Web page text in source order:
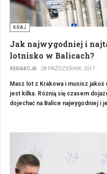
KRAJ
Jak najwygodniej i
lotnisko w Balicach?
REDAKCJA 28 PAŹDZIERNIK 2017
Masz lot z Krakowa i musisz
jest kilka. Różnią się czasem
dojechać na Balice najwygodniej i